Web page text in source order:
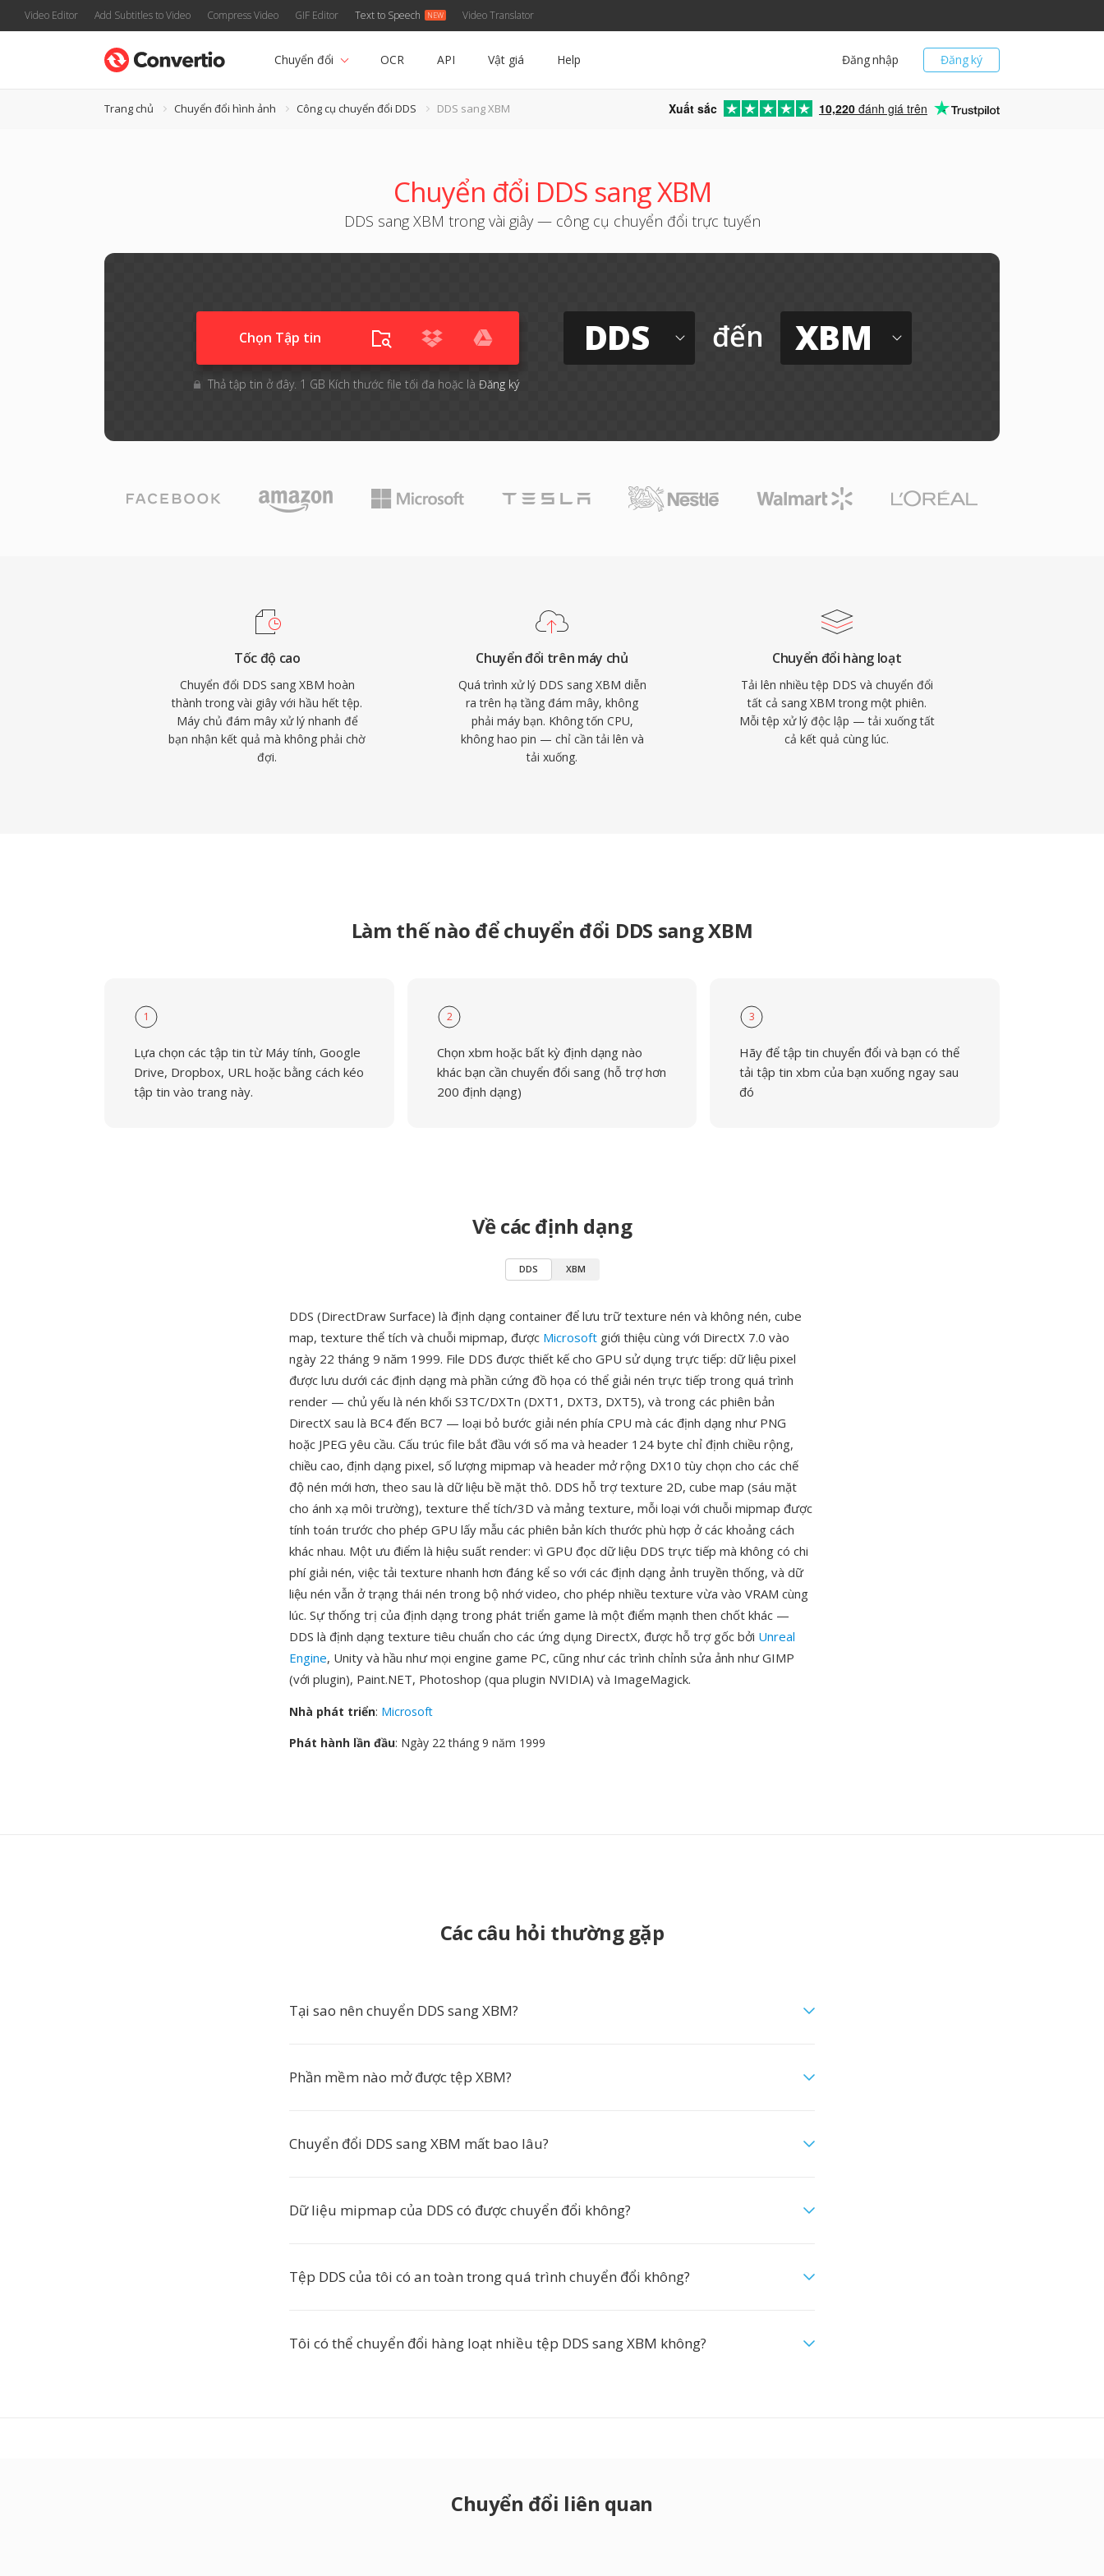
Video Editor Add Subtitles to Video Compress Video GIF Editor Text to Speech Video Translator
Đăng ký
Đăng nhập
Chuyển đổi OCR API Vật giá Help
Trang chủ Chuyển đổi hình ảnh Công cụ chuyển đổi DDS DDS sang XBM Xuất sắc 10,220 đánh giá trên
Chuyển đổi DDS sang XBM
DDS sang XBM trong vài giây — công cụ chuyển đổi trực tuyến
Chọn Tập tin
Thả tập tin ở đây. 1 GB Kích thước file tối đa hoặc là Đăng ký
DDS đến XBM
Tốc độ cao
Chuyển đổi DDS sang XBM hoàn
thành trong vài giây với hầu hết tệp.
Máy chủ đám mây xử lý nhanh để
bạn nhận kết quả mà không phải chờ
đợi.
Chuyển đổi trên máy chủ
Quá trình xử lý DDS sang XBM diễn
ra trên hạ tầng đám mây, không
phải máy bạn. Không tốn CPU,
không hao pin — chỉ cần tải lên và
tải xuống.
Chuyển đổi hàng loạt
Tải lên nhiều tệp DDS và chuyển đổi
tất cả sang XBM trong một phiên.
Mỗi tệp xử lý độc lập — tải xuống tất
cả kết quả cùng lúc.
Làm thế nào để chuyển đổi DDS sang XBM
1
Lựa chọn các tập tin từ Máy tính, Google
Drive, Dropbox, URL hoặc bằng cách kéo
tập tin vào trang này.
2
Chọn xbm hoặc bất kỳ định dạng nào
khác bạn cần chuyển đổi sang (hỗ trợ hơn
200 định dạng)
3
Hãy để tập tin chuyển đổi và bạn có thể
tải tập tin xbm của bạn xuống ngay sau
đó
Về các định dạng
DDS XBM
DDS (DirectDraw Surface) là định dạng container để lưu trữ texture nén và không nén, cube
map, texture thể tích và chuỗi mipmap, được Microsoft giới thiệu cùng với DirectX 7.0 vào
ngày 22 tháng 9 năm 1999. File DDS được thiết kế cho GPU sử dụng trực tiếp: dữ liệu pixel
được lưu dưới các định dạng mà phần cứng đồ họa có thể giải nén trực tiếp trong quá trình
render — chủ yếu là nén khối S3TC/DXTn (DXT1, DXT3, DXT5), và trong các phiên bản
DirectX sau là BC4 đến BC7 — loại bỏ bước giải nén phía CPU mà các định dạng như PNG
hoặc JPEG yêu cầu. Cấu trúc file bắt đầu với số ma và header 124 byte chỉ định chiều rộng,
chiều cao, định dạng pixel, số lượng mipmap và header mở rộng DX10 tùy chọn cho các chế
độ nén mới hơn, theo sau là dữ liệu bề mặt thô. DDS hỗ trợ texture 2D, cube map (sáu mặt
cho ánh xạ môi trường), texture thể tích/3D và mảng texture, mỗi loại với chuỗi mipmap được
tính toán trước cho phép GPU lấy mẫu các phiên bản kích thước phù hợp ở các khoảng cách
khác nhau. Một ưu điểm là hiệu suất render: vì GPU đọc dữ liệu DDS trực tiếp mà không có chi
phí giải nén, việc tải texture nhanh hơn đáng kể so với các định dạng ảnh truyền thống, và dữ
liệu nén vẫn ở trạng thái nén trong bộ nhớ video, cho phép nhiều texture vừa vào VRAM cùng
lúc. Sự thống trị của định dạng trong phát triển game là một điểm mạnh then chốt khác —
DDS là định dạng texture tiêu chuẩn cho các ứng dụng DirectX, được hỗ trợ gốc bởi Unreal
Engine, Unity và hầu như mọi engine game PC, cũng như các trình chỉnh sửa ảnh như GIMP
(với plugin), Paint.NET, Photoshop (qua plugin NVIDIA) và ImageMagick.
Nhà phát triển: Microsoft
Phát hành lần đầu: Ngày 22 tháng 9 năm 1999
Các câu hỏi thường gặp
Tại sao nên chuyển DDS sang XBM?
Phần mềm nào mở được tệp XBM?
Chuyển đổi DDS sang XBM mất bao lâu?
Dữ liệu mipmap của DDS có được chuyển đổi không?
Tệp DDS của tôi có an toàn trong quá trình chuyển đổi không?
Tôi có thể chuyển đổi hàng loạt nhiều tệp DDS sang XBM không?
Chuyển đổi liên quan